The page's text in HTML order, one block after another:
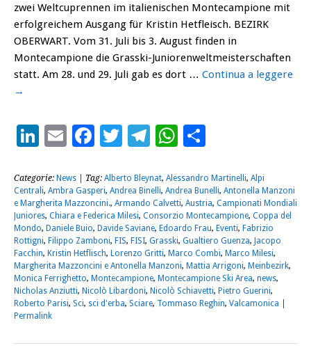
zwei Weltcuprennen im italienischen Montecampione mit
erfolgreichem Ausgang für Kristin Hetfleisch. BEZIRK
OBERWART. Vom 31. Juli bis 3. August finden in
Montecampione die Grasski-Juniorenweltmeisterschaften
statt. Am 28. und 29. Juli gab es dort … Continua a leggere
→
LinkedIn
EmailFacebook
Twitter
Telegram
WhatsApp
Categorie: News | Tag: Alberto Bleynat, Alessandro Martinelli, Alpi
Centrali, Ambra Gasperi, Andrea Binelli, Andrea Bunelli, Antonella Manzoni
e Margherita Mazzoncini., Armando Calvetti, Austria, Campionati Mondiali
Juniores, Chiara e Federica Milesi, Consorzio Montecampione, Coppa del
Mondo, Daniele Buio, Davide Saviane, Edoardo Frau, Eventi, Fabrizio
Rottigni, Filippo Zamboni, FIS, FISI, Grasski, Gualtiero Guenza, Jacopo
Facchin, Kristin Hetflisch, Lorenzo Gritti, Marco Combi, Marco Milesi,
Margherita Mazzoncini e Antonella Manzoni, Mattia Arrigoni, Meinbezirk,
Monica Ferrighetto, Montecampione, Montecampione Ski Area, news,
Nicholas Anziutti, Nicolò Libardoni, Nicolò Schiavetti, Pietro Guerini,
Roberto Parisi, Sci, sci d'erba, Sciare, Tommaso Reghin, Valcamonica
Permalink